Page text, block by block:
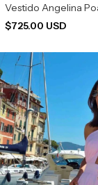
Vestido Angelina
$725.00 USD